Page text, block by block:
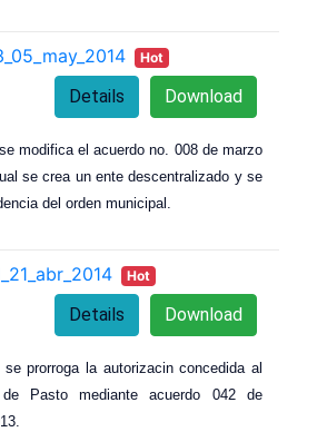
Hot
Download
Details
modifica el acuerdo no. 008 de marzo
se crea un ente descentralizado y se
del orden municipal.
Hot
Download
Details
prorroga la autorizacin concedida al
Pasto mediante acuerdo 042 de